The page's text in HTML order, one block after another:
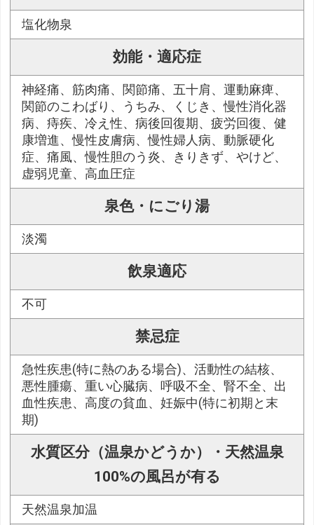
塩化物泉
効能・適応症
神経痛、筋肉痛、関節痛、五十肩、運動麻痺、
関節のこわばり、うちみ、くじき、慢性消化器
病、痔疾、冷え性、病後回復期、疲労回復、健
康増進、慢性皮膚病、慢性婦人病、動脈硬化
症、痛風、慢性胆のう炎、きりきず、やけど、
虚弱児童、高血圧症
泉色・にごり湯
淡濁
飲泉適応
不可
禁忌症
急性疾患(特に熱のある場合)、活動性の結核、
悪性腫瘍、重い心臓病、呼吸不全、腎不全、出
血性疾患、高度の貧血、妊娠中(特に初期と末
期)
水質区分（温泉かどうか）・天然温泉
100%の風呂が有る
天然温泉加温